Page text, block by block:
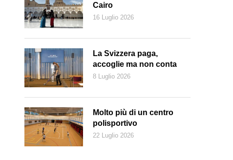
Cairo
16 Luglio 2026
La Svizzera paga,
accoglie ma non conta
8 Luglio 2026
Molto più di un centro
polisportivo
22 Luglio 2026